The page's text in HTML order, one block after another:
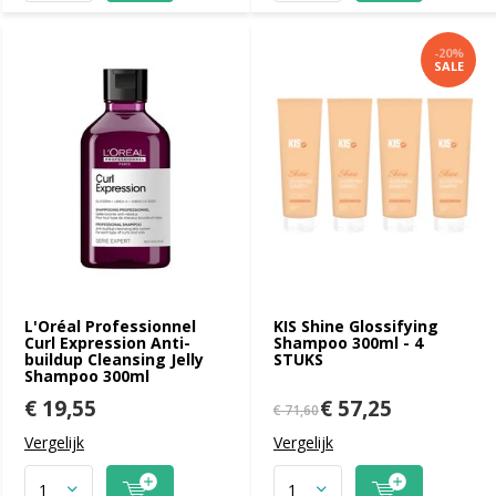
L'Oréal Professionnel
Curl Expression Anti-
buildup Cleansing Jelly
Shampoo 300ml
€ 19,55
Vergelijk
KIS Shine Glossifying
Shampoo 300ml - 4
STUKS
-20%
SALE
€ 71,60€ 57,25
Vergelijk